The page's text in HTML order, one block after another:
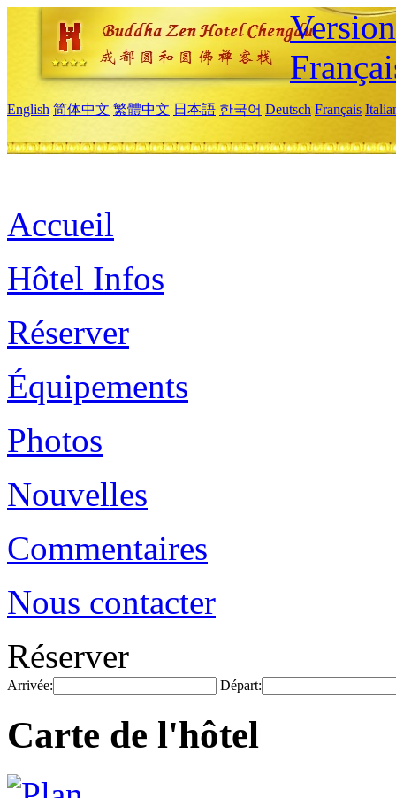
English 简体中文 繁體中文 日本語 한국어 Deutsch Français
Accueil
Hôtel Infos
Réserver
Équipements
Photos
Nouvelles
Commentaires
Nous contacter
Réserver
Arrivée: Départ:
Carte de l'hôtel